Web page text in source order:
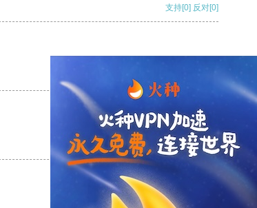
支持[0] 反对[0]
支持 [0] 反对[0]